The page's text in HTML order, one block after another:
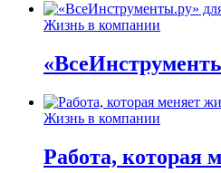
Жизнь в компании
Жизнь в компании
Работа, которая